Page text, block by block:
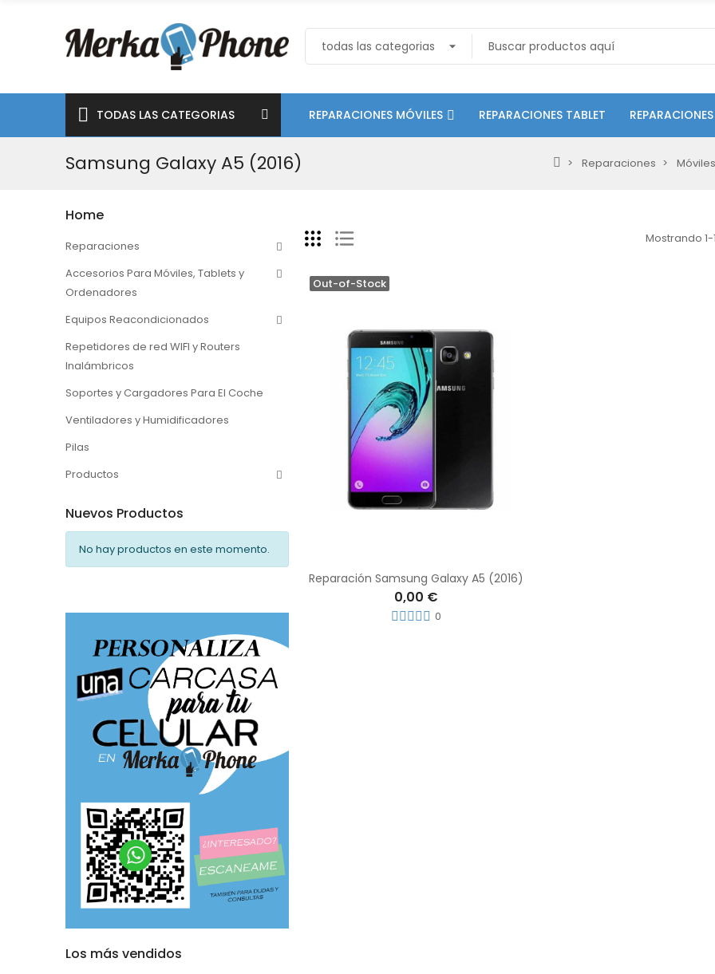
TODAS LAS CATEGORIAS REPARACIONES MÓVILES REPARACIONES TABLET
Samsung Galaxy A5 (2016) Reparaciones Móviles
Home
Reparaciones
Accesorios Para Móviles, Tablets y
Ordenadores
Equipos Reacondicionados
Repetidores de red WIFI y Routers
Inalámbricos
Soportes y Cargadores Para El Coche
Ventiladores y Humidificadores
Pilas
Productos
Nuevos Productos
No hay productos en este momento.
Los más vendidos
Mostrando
Out-of-Stock
Reparación Samsung Galaxy A5 (2016)
0,00 €
0